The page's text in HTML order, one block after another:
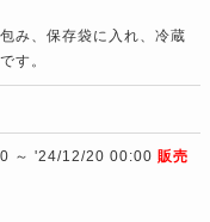
み、保存袋に入れ、冷蔵
す。
～ '24/12/20 00:00 販売